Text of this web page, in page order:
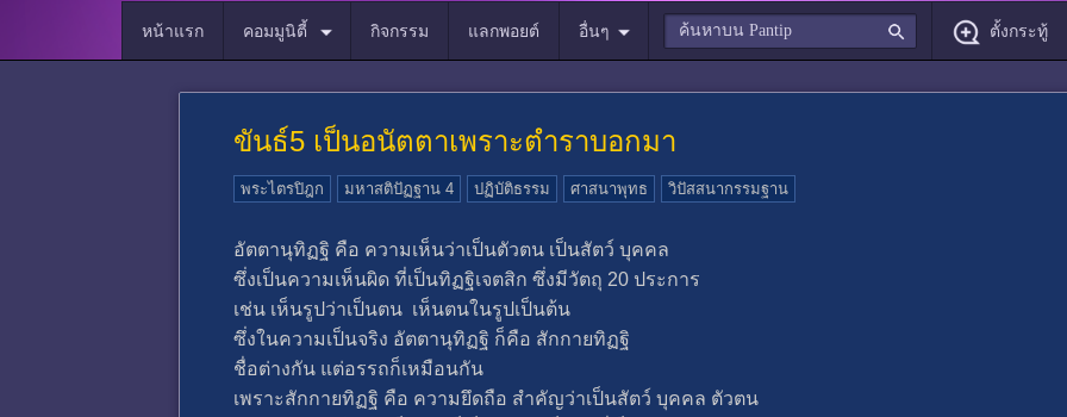
หน้าแรก คอมมูนิตี้ กิจกรรม แลกพอยต์ อื่นๆ ตั้งกระทู้
ขันธ์5 เป็นอนัตตาเพราะตำราบอกมา
พระไตรปิฎก มหาสติปัฏฐาน 4 ปฏิบัติธรรม ศาสนาพุทธ วิปัสสนากรรมฐาน
อัตตานุทิฏฐิ คือ ความเห็นว่าเป็นตัวตน เป็นสัตว์ บุคคล
ซึ่งเป็นความเห็นผิด ที่เป็นทิฏฐิเจตสิก ซึ่งมีวัตถุ 20 ประการ
เช่น เห็นรูปว่าเป็นตน เห็นตนในรูปเป็นต้น
ซึ่งในความเป็นจริง อัตตานุทิฏฐิ ก็คือ สักกายทิฏฐิ
ชื่อต่างกัน แต่อรรถก็เหมือนกัน
เพราะสักกายทิฏฐิ คือ ความยึดถือ สำคัญว่าเป็นสัตว์ บุคคล ตัวตน